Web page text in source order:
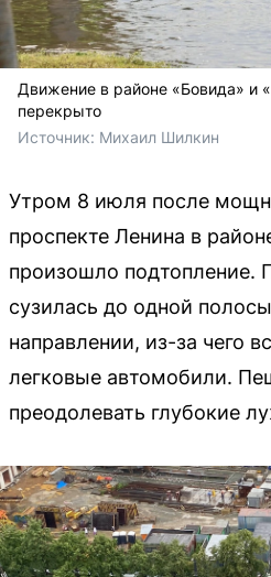
Движение в районе «Бовида» и
перекрыто
Источник: Михаил Шилкин
Утром 8 июля после
проспекте Ленина в
произошло подтопление.
сузилась до одной
направлении, из-за чего
легковые автомобили.
преодолевать глубокие